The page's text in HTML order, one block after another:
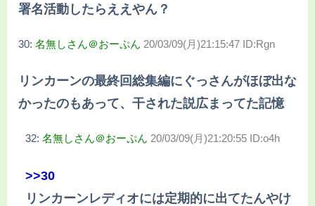
署名活動したらええやん？
30: 名無しさん＠おーぷん 20/03/09(月)21:15:47 ID:Rgn
リンカーンの最終回総集編にぐっさんがほぼ出な
かったのもあって、干された説広まってた記憶
32: 名無しさん＠おーぷん 20/03/09(月)21:20:55 ID:o4h
>>30
リンカーンレディオには定期的に出てたんやけ